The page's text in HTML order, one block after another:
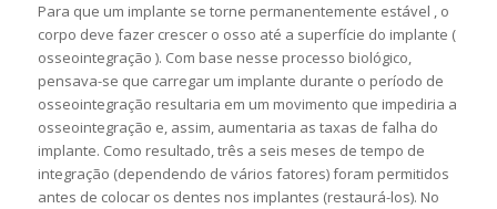
Para que um implante se torne permanentemente estável , o
corpo deve fazer crescer o osso até a superfície do implante (
osseointegração ). Com base nesse processo biológico,
pensava-se que carregar um implante durante o período de
osseointegração resultaria em um movimento que impediria a
osseointegração e, assim, aumentaria as taxas de falha do
implante. Como resultado, três a seis meses de tempo de
integração (dependendo de vários fatores) foram permitidos
antes de colocar os dentes nos implantes (restaurá-los). No